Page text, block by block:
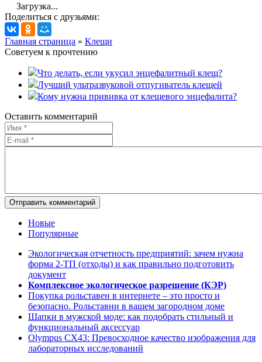
Загрузка...
Поделиться с друзьями:
Главная страница » Клещи
Советуем к прочтению
Что делать, если укусил энцефалитный клещ?
Лучший ультразвуковой отпугиватель клещей
Кому нужна прививка от клещевого энцефалита?
Оставить комментарий
Отправить комментарий
Новые
Популярные
Экологическая отчетность предприятий: зачем нужна
форма 2-ТП (отходы) и как правильно подготовить
документ
Комплексное экологическое разрешение (КЭР)
Покупка рольставен в интернете – это просто и
безопасно. Рольставни в вашем загородном доме
Шапки в мужской моде: как подобрать стильный и
функциональный аксессуар
Olympus CX43: Превосходное качество изображения для
лабораторных исследований